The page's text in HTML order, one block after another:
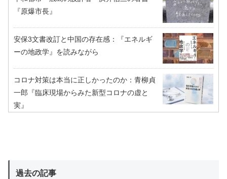
『原爆市長』
安保3文書改訂と中国の存在感：『エネルギ
ーの地政学』を読みながら
コロナ対策は本当に正しかったのか：青柳貞
一郎『臨床現場からみた新型コロナの虚と
実』
過去の記事